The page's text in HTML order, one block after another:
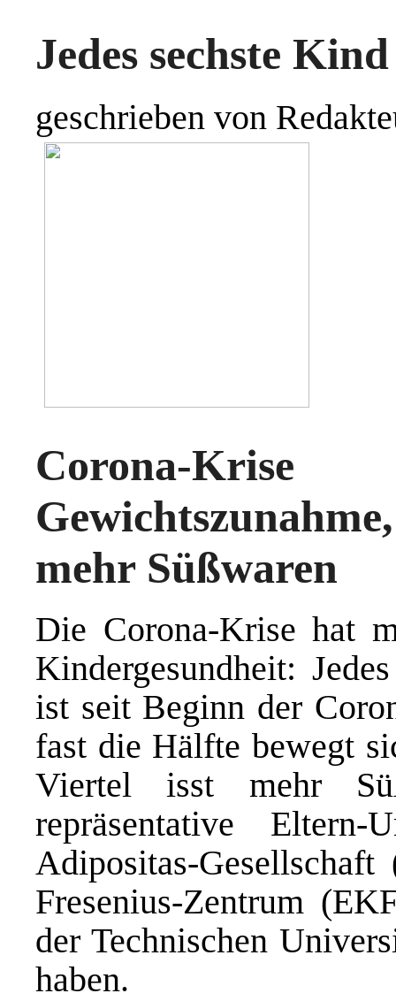
Jedes sechste
geschrieben von
Corona-
mehr Süßwaren
Die Corona-Krise hat
Kindergesundheit:
ist seit Beginn der
fast die Hälfte bewegt
Viertel isst mehr
repräsentative
Adipositas-
Fresenius-Zentrum
der Technischen
haben.